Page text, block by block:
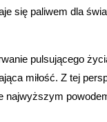
się paliwem dla
pulsującego
miłość. Z tej
najwyższym